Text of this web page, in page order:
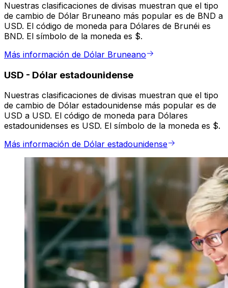
Nuestras clasificaciones de divisas muestran que el tipo
de cambio de Dólar Bruneano más popular es de BND a
USD. El código de moneda para Dólares de Brunéi es
BND. El símbolo de la moneda es $.
Más información de Dólar Bruneano
USD - Dólar estadounidense
Nuestras clasificaciones de divisas muestran que el tipo
de cambio de Dólar estadounidense más popular es de
USD a USD. El código de moneda para Dólares
estadounidenses es USD. El símbolo de la moneda es $.
Más información de Dólar estadounidense